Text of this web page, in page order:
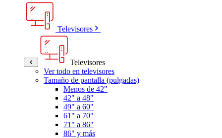
Televisores
Televisores
Ver todo en televisores
Tamaño de pantalla (pulgadas)
Menos de 42"
42" a 48"
49" a 60"
61" a 70"
71" a 86"
86" y más